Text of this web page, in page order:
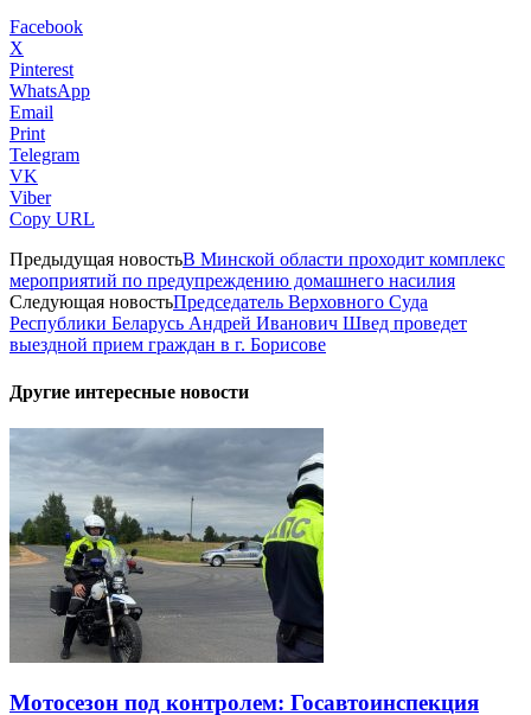
Facebook
X
Pinterest
WhatsApp
Email
Print
Telegram
VK
Viber
Copy URL
Предыдущая новостьВ Минской области проходит комплекс
мероприятий по предупреждению домашнего насилия
Следующая новостьПредседатель Верховного Суда
Республики Беларусь Андрей Иванович Швед проведет
выездной прием граждан в г. Борисове
Другие интересные новости
Мотосезон под контролем: Госавтоинспекция